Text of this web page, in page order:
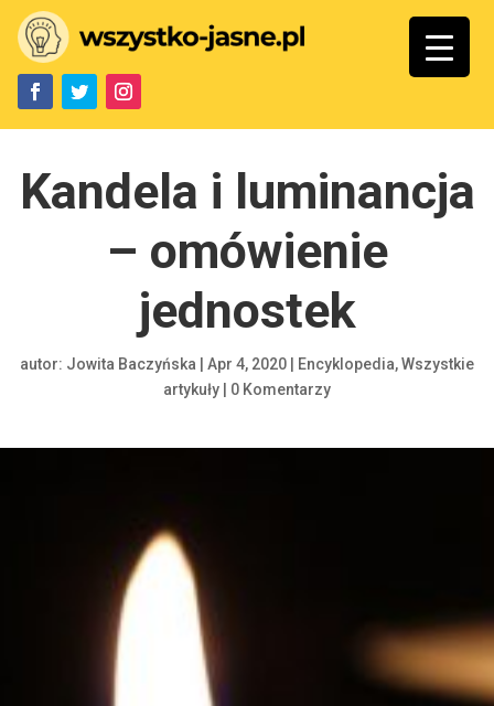
Kandela i luminancja
– omówienie
jednostek
autor: Jowita Baczyńska | Apr 4, 2020 | Encyklopedia,Wszystkie
artykuły | 0 Komentarzy